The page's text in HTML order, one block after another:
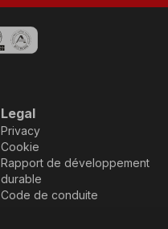
Legal
Privacy
Cookie
Rapport de développement
durable
Code de conduite